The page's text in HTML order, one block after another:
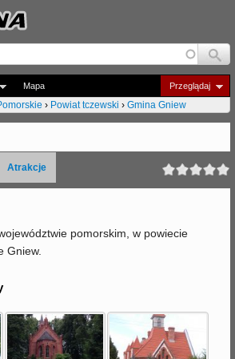
Jump to navigation
Przeglądaj
Mapa
› Powiat tczewski › Gmina Gniew
Atrakcje
pomorskim, w powiecie
Gniew.